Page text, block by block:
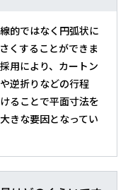
的ではなく円弧状に
くすることができま
用により、カートン
逆折りなどの行程
ることで平面寸法を
きな要因となってい